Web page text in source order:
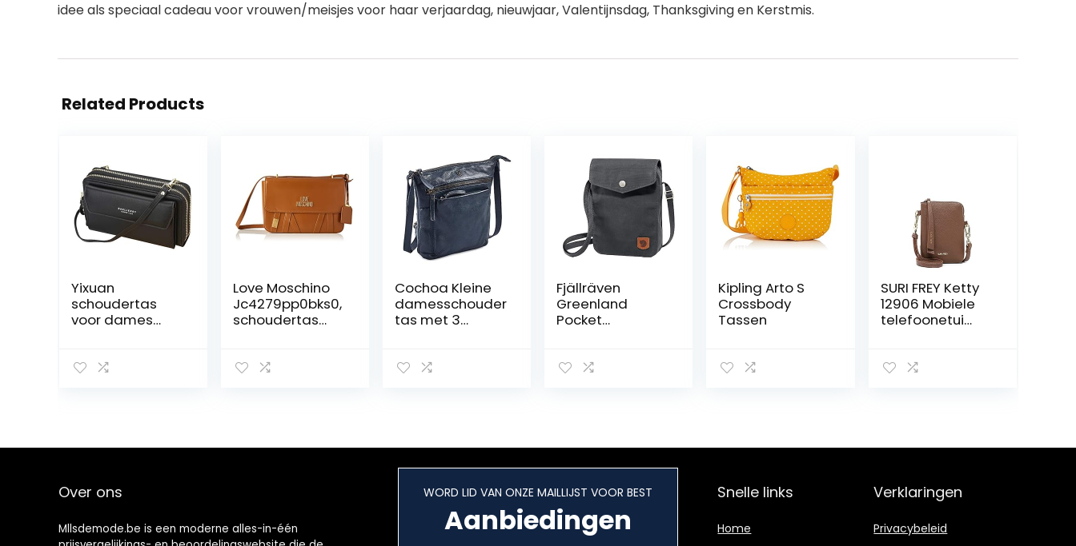
idee als speciaal cadeau voor vrouwen/meisjes voor haar verjaardag, nieuwjaar, Valentijnsdag, Thanksgiving en Kerstmis.
Related Products
Yixuan
schoudertas
voor dames
portemonnee
schouderriem
Love Moschino
Jc4279pp0bks0,
schoudertas
Cochoa Kleine
damesschouder
tas met 3
reistas, handtas
Fjällräven
Greenland
Pocket
maat,
Kipling Arto S
Crossbody
Tassen
SURI FREY Ketty
12906 Mobiele
telefoonetui
Over ons
Mllsdemode.be is een moderne alles-in-één
WORD LID VAN ONZE MAILLIJST VOOR BEST
Aanbiedingen
Snelle links
Home
Verklaringen
Privacybeleid